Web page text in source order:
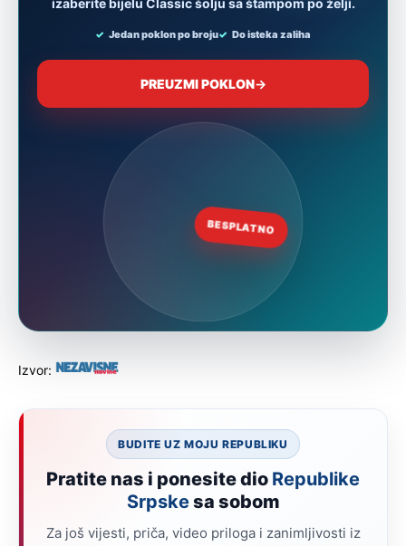
Izvor:
BUDITE UZ MOJU REPUBLIKU
Pratite nas i ponesite dio Republike
Srpskesa sobom
Za još vijesti, priča, video priloga i zanimljivosti iz